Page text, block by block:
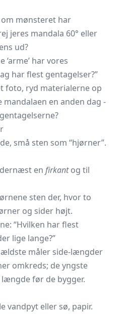
mønsteret har
jeres mandala 60° eller
ud?
‘arme’ har vores
har flest gentagelser?”
foto, ryd materialerne op
en anden dag -
små sten som “hjørner”.
en firkantog til
sten der, hvor to
og sider højt.
“Hvilken har flest
lige lange?”
ældste måler side-længder
omkreds; de yngste
før de bygger.
vandpyt eller sø, papir.